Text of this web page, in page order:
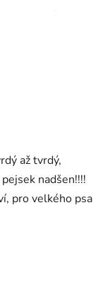
až tvrdý,
nadšen!!!!
pro velkého psa